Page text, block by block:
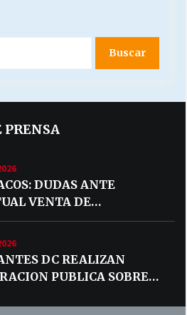
DUDAS ANTE
VENTA DE
POR MERCADO
DC REALIZAN
PUBLICA SOBRE